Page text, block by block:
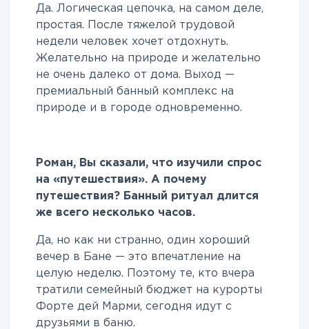
Да. Логическая цепочка, на самом деле,
простая. После тяжелой трудовой
недели человек хочет отдохнуть.
Желательно на природе и желательно
не очень далеко от дома. Выход —
премиальный банный комплекс на
природе и в городе одновременно.
Роман, Вы сказали, что изучили спрос
на «путешествия». А почему
путешествия? Банный ритуал длится
же всего несколько часов.
Да, но как ни странно, один хороший
вечер в Бане — это впечатление на
целую неделю. Поэтому те, кто вчера
тратили семейный бюджет на курорты
Форте дей Марми, сегодня идут с
друзьями в баню.